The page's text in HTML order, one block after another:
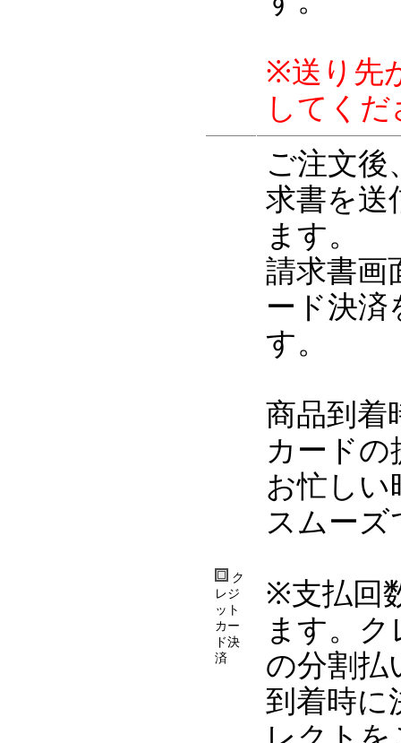
※送り先
してくだ
ク
レジ
ット
カー
ド決
済
ご注文後
求書を送
ます。
請求書画
ード決済
す。
商品到着
カードの
お忙しい
スムーズ
※支払回
ます。
の分割払
到着時に